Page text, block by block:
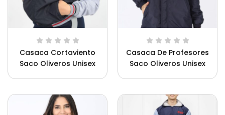
Uniforme Innova Schools Unisex
Casaca Cortaviento
Saco Oliveros Unisex
Casaca De Profesores
Saco Oliveros Unisex